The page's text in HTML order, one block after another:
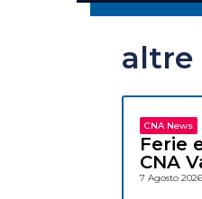
altre
CNA News
Ferie
CNA
7 Agosto 2026